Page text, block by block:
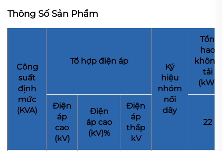
Thông Số Sản Phẩm
Công
suất
định
mức
(KVA)
Tổ hợp điện áp
Ký
hiệu
nhóm
nối
dây
Tổn
hao
không
tải
(kW)
Điện
áp
cao
(kV)
Điện
áp cao
(kV)%
Điện
áp
thấp
kV
22